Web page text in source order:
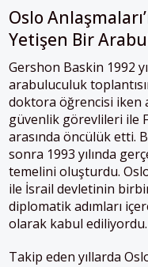
Oslo
Yetişen Bir
Gershon Baskin 1992
arabuluculuk
doktora öğrencisi iken
güvenlik görevlileri ile
arasında öncülük etti.
sonra 1993 yılında
temelini oluşturdu.
ile İsrail devletinin
diplomatik adımları
olarak kabul ediliyordu.
Takip eden yıllarda